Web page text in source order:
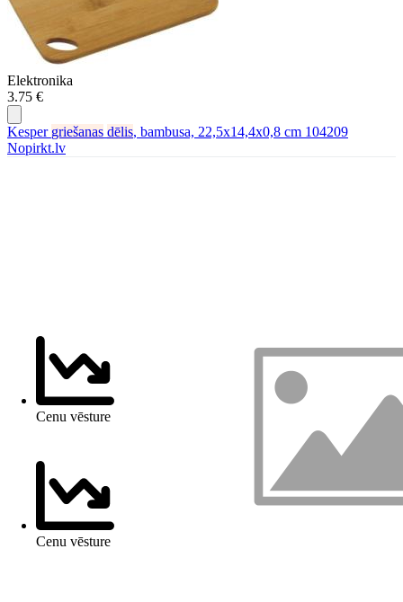
Elektronika
3.75 €
Kesper griešanas dēlis, bambusa, 22,5x14,4x0,8 cm 104209
Nopirkt.lv
Cenu vēsture
Cenu vēsture